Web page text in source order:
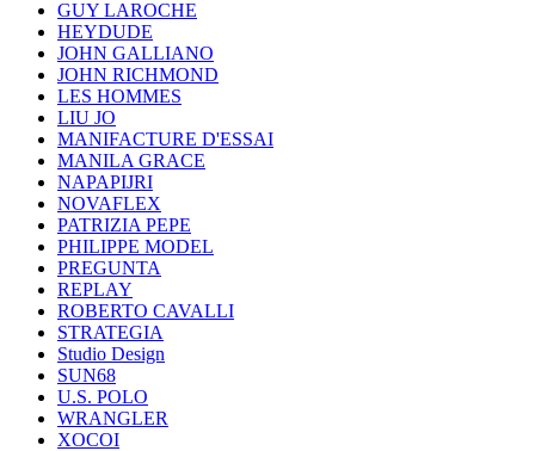
GUY LAROCHE
HEYDUDE
JOHN GALLIANO
JOHN RICHMOND
LES HOMMES
LIU JO
MANIFACTURE D'ESSAI
MANILA GRACE
NAPAPIJRI
NOVAFLEX
PATRIZIA PEPE
PHILIPPE MODEL
PREGUNTA
REPLAY
ROBERTO CAVALLI
STRATEGIA
Studio Design
SUN68
U.S. POLO
WRANGLER
XOCOI